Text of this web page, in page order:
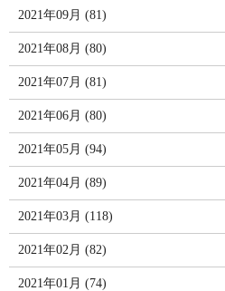
2021年09月 (81)
2021年08月 (80)
2021年07月 (81)
2021年06月 (80)
2021年05月 (94)
2021年04月 (89)
2021年03月 (118)
2021年02月 (82)
2021年01月 (74)